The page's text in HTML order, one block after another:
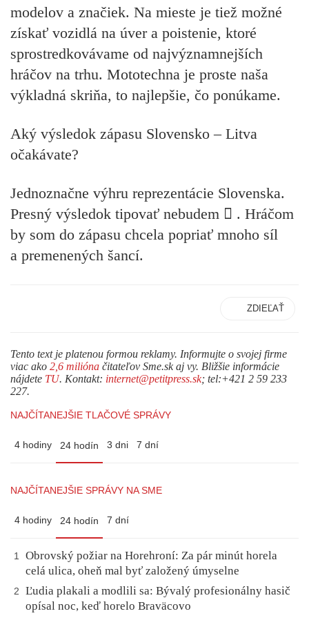
modelov a značiek. Na mieste je tiež možné
získať vozidlá na úver a poistenie, ktoré
sprostredkovávame od najvýznamnejších
hráčov na trhu. Mototechna je proste naša
výkladná skriňa, to najlepšie, čo ponúkame.
Aký výsledok zápasu Slovensko – Litva
očakávate?
Jednoznačne výhru reprezentácie Slovenska.
Presný výsledok tipovať nebudem ￿ . Hráčom
by som do zápasu chcela popriať mnoho síl
a premenených šancí.
ZDIEĽAŤ
Tento text je platenou formou reklamy. Informujte o svojej firme
viac ako 2,6 milióna čitateľov Sme.sk aj vy. Bližšie informácie
nájdete TU. Kontakt: internet@petitpress.sk; tel:+421 2 59 233
227.
NAJČÍTANEJŠIE TLAČOVÉ SPRÁVY
4 hodiny 24 hodín 3 dni 7 dní
NAJČÍTANEJŠIE SPRÁVY NA SME
4 hodiny 24 hodín 7 dní
1
Obrovský požiar na Horehroní: Za pár minút horela
celá ulica, oheň mal byť založený úmyselne
2
Ľudia plakali a modlili sa: Bývalý profesionálny hasič
opísal noc, keď horelo Braväcovo